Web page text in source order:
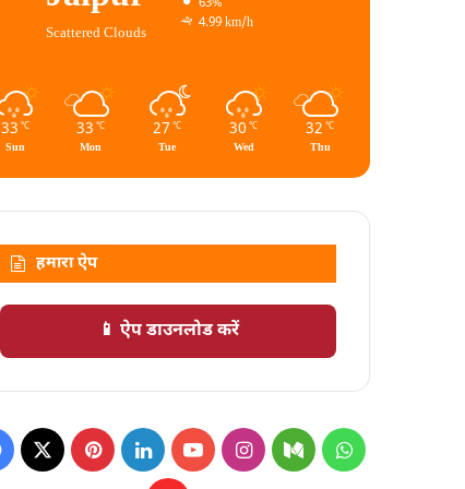
Scattered Clouds
63%
4.99 km/h
33 ℃
Sun
33 ℃
Mon
27 ℃
Tue
30 ℃
Wed
32 ℃
Thu
हमारा ऐप
📱 ऐप डाउनलोड करें